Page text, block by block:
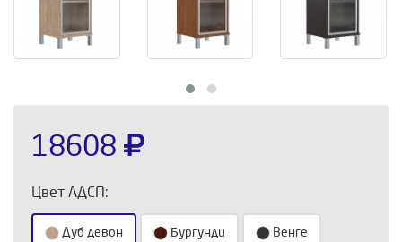
18608
Цвет ЛДСП:
Дуб девон Бургунди Венге